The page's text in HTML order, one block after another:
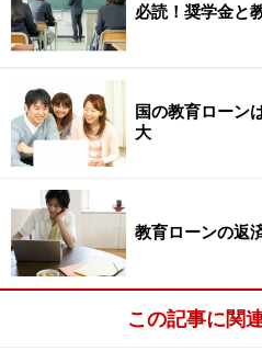
要介護（要支援）認定
て、介護費用を負担
大規模な災害により被災
「教育一般貸付」の概
＜使途＞
・学校納付金（入学金、授業
必読！奨学金と
国の教育ローン
大
教育ローンの返
この記事に関